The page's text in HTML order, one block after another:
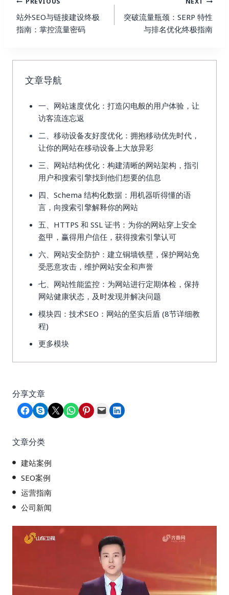
Navigation
站外SEO与链接建设终极
指南：掌控流量密码
突破流量瓶颈：SERP 特性
与排名优化终极指南
文章导航
一、网站速度优化：打造闪电般的用户体验，让
访客流连忘返
二、移动设备友好度优化：拥抱移动优先时代，
让你的网站在移动设备上大放异彩
三、网站结构优化：构建清晰的网站架构，指引
用户和搜索引擎找到他们想要的信息
四、Schema 结构化数据：用机器听得懂的语
言，向搜索引擎解释你的网站
五、HTTPS 和 SSL 证书：为你的网站穿上安全
盔甲，赢得用户信任，获得搜索引擎认可
六、网站安全防护：建立铜墙铁壁，保护网站免
受恶意攻击，维护网站安全和声誉
七、网站性能监控：为网站进行定期体检，保持
网站健康状态，及时发现并解决问题
模块四：技术SEO：网站的坚实后盾 (8节详细教
程)
更多模块
分享文章
Share on Facebook
Share on Skype
Share on X Share on WhatsApp
Share on Pinterest
Email this PageShare on LinkedIn
文章分类
建站案例
SEO案例
运营指南
公司新闻